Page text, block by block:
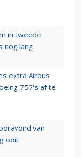
in tweede
nog lang
extra Airbus
757's af te
van
ooit